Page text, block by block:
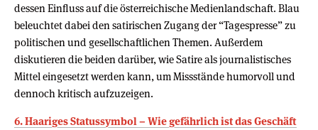
dessen Einfluss auf die österreichische Medienlandschaft. Blau
beleuchtet dabei den satirischen Zugang der “Tagespresse” zu
politischen und gesellschaftlichen Themen. Außerdem
diskutieren die beiden darüber, wie Satire als journalistisches
Mittel eingesetzt werden kann, um Missstände humorvoll und
dennoch kritisch aufzuzeigen.
6. Haariges Statussymbol – Wie gefährlich ist das Geschäft